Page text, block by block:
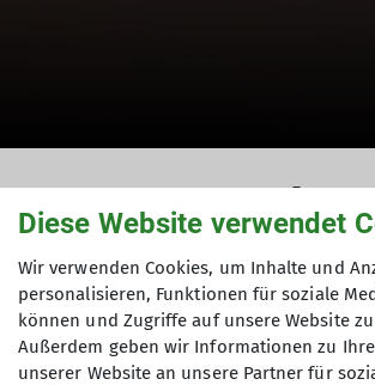
Jetzt neu:
mit Baby und
Kleinkind
Diese Website verwendet
Wir verwenden Cookies, um Inhalte und
personalisieren, Funktionen für soziale
können und Zugriffe auf unsere Website
Außerdem geben wir Informationen zu
unserer Website an unsere Partner für